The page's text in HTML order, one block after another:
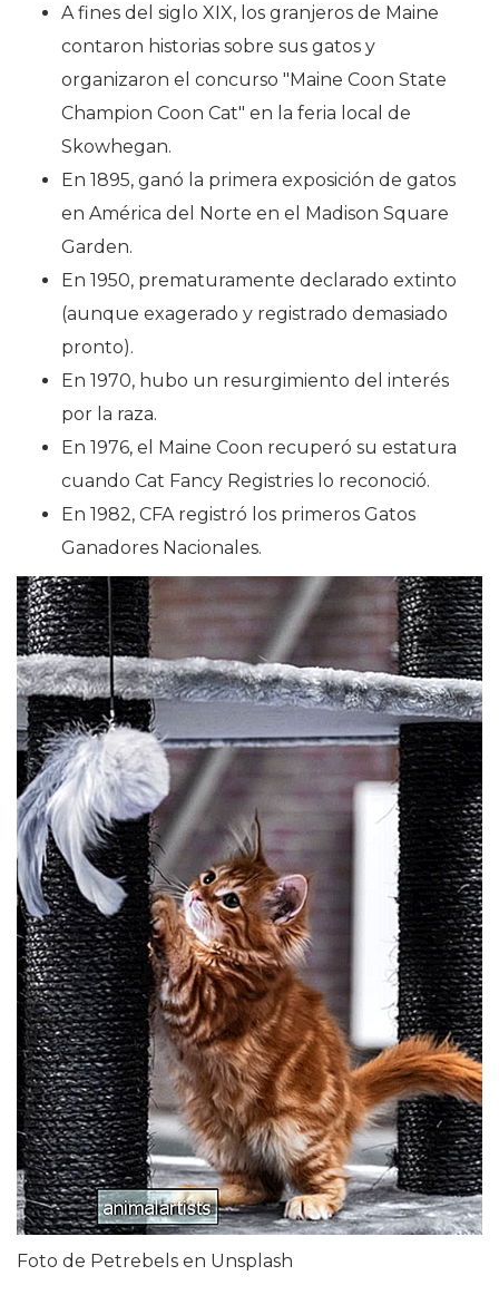
A fines del siglo XIX, los granjeros de Maine
contaron historias sobre sus gatos y
organizaron el concurso "Maine Coon State
Champion Coon Cat" en la feria local de
Skowhegan.
En 1895, ganó la primera exposición de gatos
en América del Norte en el Madison Square
Garden.
En 1950, prematuramente declarado extinto
(aunque exagerado y registrado demasiado
pronto).
En 1970, hubo un resurgimiento del interés
por la raza.
En 1976, el Maine Coon recuperó su estatura
cuando Cat Fancy Registries lo reconoció.
En 1982, CFA registró los primeros Gatos
Ganadores Nacionales.
Foto de Petrebels en Unsplash